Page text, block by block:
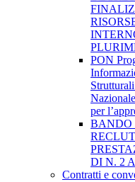
PON
per
BANDO
DI N. 2
Contratti e